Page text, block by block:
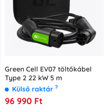
Green Cell EV07 töltőkábel
Type 2 22 kW 5 m
Külső raktár ?
96 990 Ft